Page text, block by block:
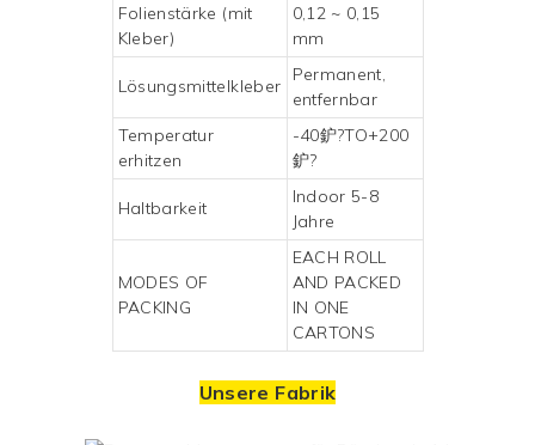
Folienstärke (mit
Kleber)
0,12 ~ 0,15
mm
Lösungsmittelkleber
Permanent,
entfernbar
Temperatur
erhitzen
-40鈩?TO+200
鈩?
Haltbarkeit
Indoor 5-8
Jahre
MODES OF
PACKING
EACH ROLL
AND PACKED
IN ONE
CARTONS
Unsere Fabrik